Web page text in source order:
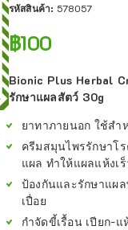
รหัสสินค้า: 578057
฿100
Bionic Plus Herbal
รักษาแผลสัตว์ 30g
ยาทาภายนอก ใช้สำ
ครีมสมุนไพรรักษาโ
แผล ทำให้แผลแห้งเร็
ป้องกันและรักษาแผ
เปื่อย
กำจัดขี้เรื้อน เปียก-แ